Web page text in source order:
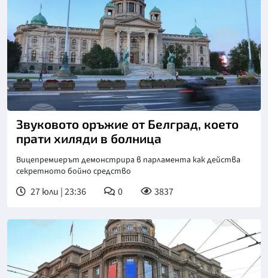
Звуковото оръжие от Белград, което
прати хиляди в болница
Вицепремиерът демонстрира в парламента как действа
секретното бойно средство
27 юли | 23:36 0 3837